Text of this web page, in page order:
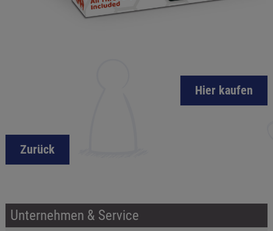
Hier kaufen
Zurück
Unternehmen & Service